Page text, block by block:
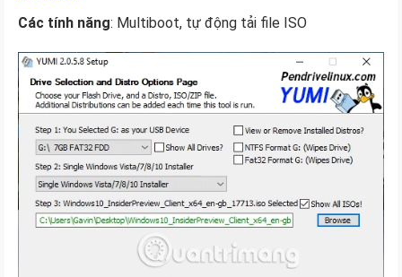
Các tính năng: Multiboot, tự động tải file ISO